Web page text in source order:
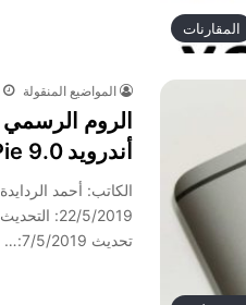
المقارنات
المواضيع المنقولة
أندرويد 9.0 Pie لجهازي OnePlus 3/3T
الكاتب: أحمد
22/5/2019:
تحديث 7/5/2019:…